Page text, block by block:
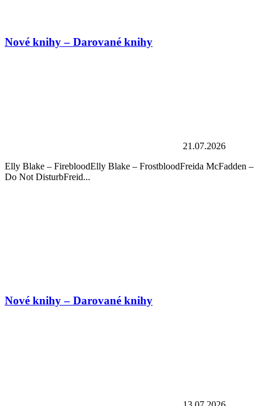
Nové knihy – Darované knihy
21.07.2026
Elly Blake – FirebloodElly Blake – FrostbloodFreida McFadden –
Do Not DisturbFreid...
Nové knihy – Darované knihy